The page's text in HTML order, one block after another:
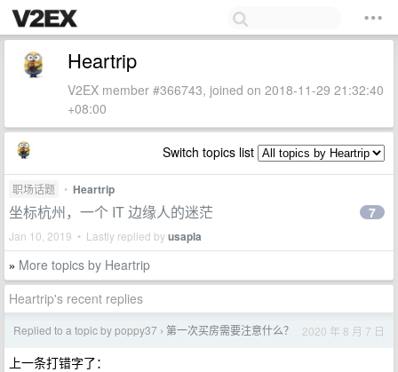
Heartrip
V2EX member #366743, joined on 2018-11-29 21:32:40
+08:00
Switch topics list
职场话题 • Heartrip
坐标杭州，一个 IT 边缘人的迷茫
Jan 10, 2019 • Lastly replied byusapla
7
» More topics by Heartrip
Heartrip's recent replies
Replied to a topic by poppy37 › 第一次买房需要注意什么？ 2020 年 8 月 7 日
上一条打错字了：